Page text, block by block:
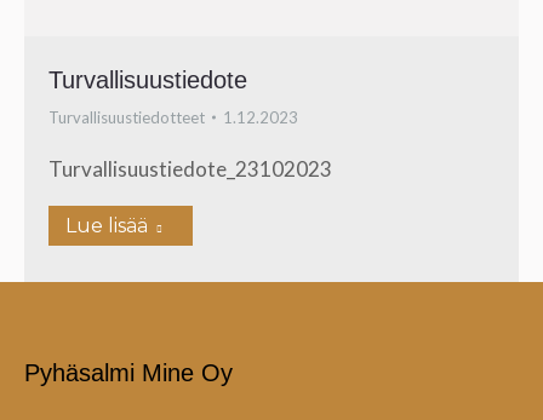
Turvallisuustiedote
Turvallisuustiedotteet 1.12.2023
Turvallisuustiedote_23102023
Lue lisää
Pyhäsalmi Mine Oy